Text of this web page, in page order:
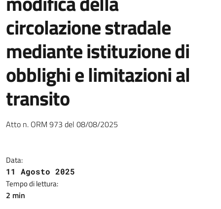
circolazione stradale
mediante istituzione di
obblighi e limitazioni al
transito
Atto n. ORM 973 del 08/08/2025
Data:
11 Agosto 2025
Tempo di lettura:
2 min